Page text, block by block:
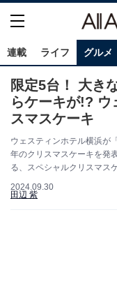
連載 ライフ グルメ
限定5台！ 大き
らケーキが!? ウ
スマスケーキ
ウェスティンホテル横浜が
年のクリスマスケーキを発
る、スペシャルクリスマス
2024.09.30
田辺 紫